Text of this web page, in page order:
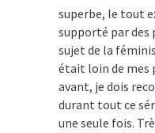
superbe, le tout
supporté par des
sujet de la
était loin de mes
avant, je dois
durant tout ce
une seule fois.